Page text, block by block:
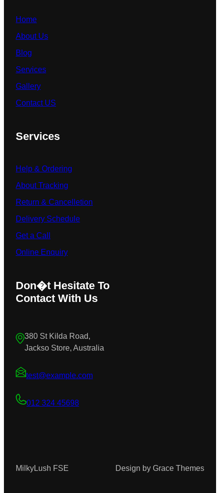
Home
About Us
Blog
Services
Gallery
Contact US
Services
Help & Ordering
About Tracking
Return & Cancelletion
Delivery Schedule
Get a Call
Online Enquiry
Don�t Hesitate To
Contact With Us
380 St Kilda Road,
Jackso Store, Australia
test@example.com
012 324 45698
MilkyLush FSE Design by Grace Themes